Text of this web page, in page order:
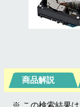
商品解説
※ この検索結果は